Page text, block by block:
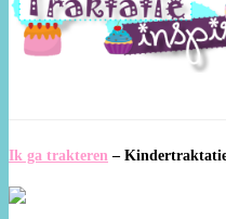
Ik ga trakteren –